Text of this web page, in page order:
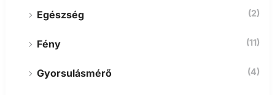
Egészség (2)
Fény (11)
Gyorsulásmérő (4)